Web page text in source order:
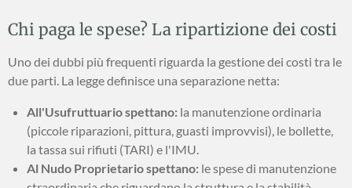
Chi paga le spese? La ripartizione dei costi
Uno dei dubbi più frequenti riguarda la gestione dei costi tra le
due parti. La legge definisce una separazione netta:
All'Usufruttuario spettano: la manutenzione ordinaria
(piccole riparazioni, pittura, guasti improvvisi), le bollette,
la tassa sui rifiuti (TARI) e l'IMU.
Al Nudo Proprietario spettano: le spese di manutenzione